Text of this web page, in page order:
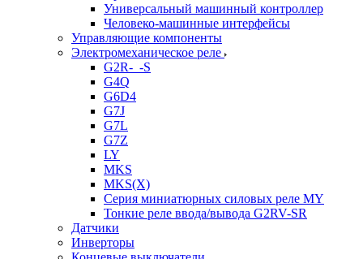
Универсальный машинный контроллер
Человеко-машинные интерфейсы
Управляющие компоненты
Электромеханическое реле
G2R-_-S
G4Q
G6D4
G7J
G7L
G7Z
LY
MKS
MKS(X)
Серия миниатюрных силовых реле MY
Тонкие реле ввода/вывода G2RV-SR
Датчики
Инверторы